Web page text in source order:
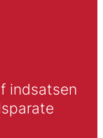
indsatsen